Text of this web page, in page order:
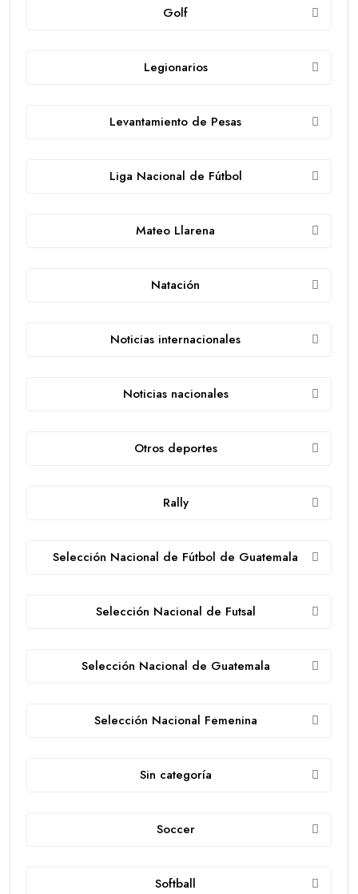
Golf
Legionarios
Levantamiento de Pesas
Liga Nacional de Fútbol
Mateo Llarena
Natación
Noticias internacionales
Noticias nacionales
Otros deportes
Rally
Selección Nacional de Fútbol de Guatemala
Selección Nacional de Futsal
Selección Nacional de Guatemala
Selección Nacional Femenina
Sin categoría
Soccer
Softball